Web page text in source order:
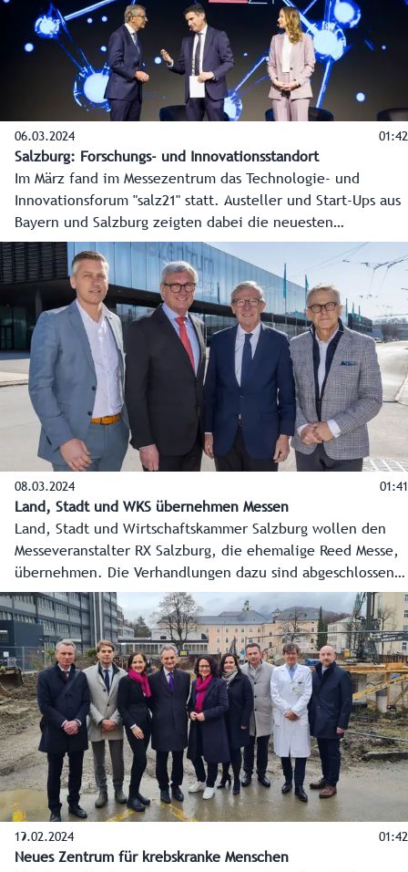
06.03.2024 01:42
Salzburg: Forschungs- und Innovationsstandort
Im März fand im Messezentrum das Technologie- und
Innovationsforum "salz21" statt. Austeller und Start-Ups aus
Bayern und Salzburg zeigten dabei die neuesten
Entwicklungen in IT, KI und Digitalisierung.
08.03.2024 01:41
Land, Stadt und WKS übernehmen Messen
Land, Stadt und Wirtschaftskammer Salzburg wollen den
Messeveranstalter RX Salzburg, die ehemalige Reed Messe,
übernehmen. Die Verhandlungen dazu sind abgeschlossen,
und bis Ende März dieses Jahres sollte die Übernahme
abgeschlossen sein. Ein bedeutender Schritt für den
Messestandort Salzburg, der massiv Jobs und
Wertschöpfung für Salzburg generiert. Damit können auch
die Blockbuster im Messegeschäft wie „Alles für den Gast“
und „Jagd und Fischerei“ in Salzburg gehalten werden.
19.02.2024 01:42
Neues Zentrum für krebskranke Menschen